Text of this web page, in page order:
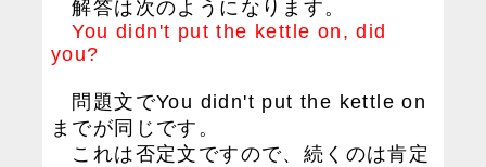
解答は次のようになります。
You didn't put the kettle on, did
you?
問題文でYou didn't put the kettle on
までが同じです。
これは否定文ですので、続くのは肯定